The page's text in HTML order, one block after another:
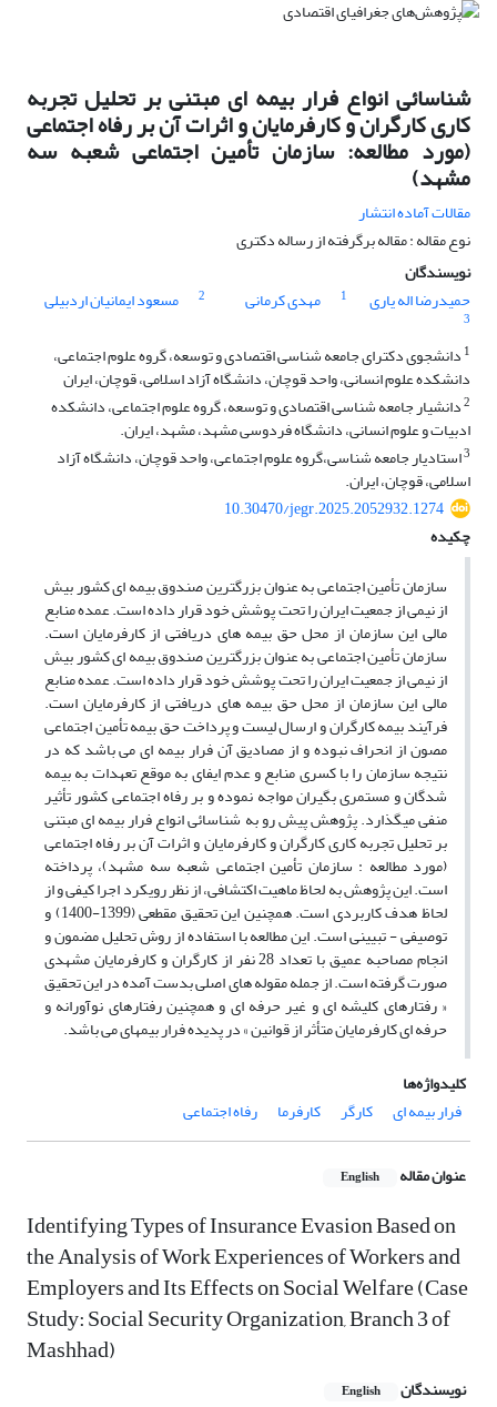
شناسائی انواع فرار بیمه ای مبتنی بر تحلیل تجربه
کاری کارگران و کارفرمایان و اثرات آن بر رفاه اجتماعی
(مورد مطالعه: سازمان تأمین اجتماعی شعبه سه
مشهد)
مقالات آماده انتشار
نوع مقاله : مقاله برگرفته از رساله دکتری
نویسندگان
حمیدرضا اله یاری
1 مهدی کرمانی 2 مسعود ایمانیان اردبیلی
3
1 دانشجوی دکترای جامعه شناسی اقتصادی و توسعه، گروه علوم اجتماعی،
دانشکده علوم انسانی، واحد قوچان، دانشگاه آزاد اسلامی، قوچان، ایران
2دانشیار جامعه شناسی اقتصادی و توسعه، گروه علوم اجتماعی، دانشکده
ادبیات و علوم انسانی، دانشگاه فردوسی مشهد، مشهد، ایران.
3استادیار جامعه شناسی،گروه علوم اجتماعی، واحد قوچان، دانشگاه آزاد
اسلامی، قوچان، ایران.
10.30470/jegr.2025.2052932.1274
چکیده
سازمان تأمین اجتماعی به عنوان بزرگترین صندوق بیمه ای کشور بیش
از نیمی از جمعیت ایران را تحت پوشش خود قرار داده است. عمده منابع
مالی این سازمان از محل حق بیمه های دریافتی از کارفرمایان است.
سازمان تأمین اجتماعی به عنوان بزرگترین صندوق بیمه ای کشور بیش
از نیمی از جمعیت ایران را تحت پوشش خود قرار داده است. عمده منابع
مالی این سازمان از محل حق بیمه های دریافتی از کارفرمایان است.
فرآیند بیمه کارگران و ارسال لیست و پرداخت حق بیمه تأمین اجتماعی
مصون از انحراف نبوده و از مصادیق آن فرار بیمه ای می باشد که در
نتیجه سازمان را با کسری منابع و عدم ایفای به موقع تعهدات به بیمه
شدگان و مستمری بگیران مواجه نموده و بر رفاه اجتماعی کشور تأثیر
منفی می‎گذارد. پژوهش پیش رو به شناسائی انواع فرار بیمه ای مبتنی
بر تحلیل تجربه کاری کارگران و کارفرمایان و اثرات آن بر رفاه اجتماعی
(مورد مطالعه : سازمان تأمین اجتماعی شعبه سه مشهد)، پرداخته
است. این پژوهش به لحاظ ماهیت اکتشافی، از نظر رویکرد اجرا کیفی و از
لحاظ هدف کاربردی است. همچنین این تحقیق مقطعی (1399-1400) و
توصیفی - تبیینی است. این مطالعه با استفاده از روش تحلیل مضمون و
انجام مصاحبه عمیق با تعداد 28 نفر از کارگران و کارفرمایان مشهدی
صورت گرفته است. از جمله مقوله های اصلی بدست آمده در این تحقیق
« رفتارهای کلیشه ای و غیر حرفه ای و همچنین رفتارهای نوآورانه و
حرفه ای کارفرمایان متأثر از قوانین » در پدیده فرار بیمه‏ای می باشد.
کلیدواژه‌ها
فرار بیمه ای
کارگر کارفرما رفاه اجتماعی
عنوان مقاله English
Identifying Types of Insurance Evasion Based on
the Analysis of Work Experiences of Workers and
Employers and Its Effects on Social Welfare (Case
Study: Social Security Organization, Branch 3 of
Mashhad)‌‌
نویسندگان English